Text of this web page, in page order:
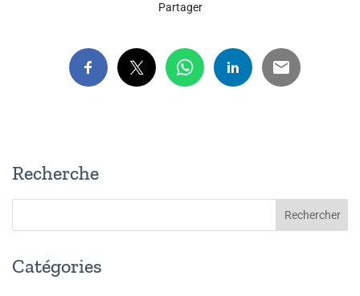
Partager
Recherche
Catégories